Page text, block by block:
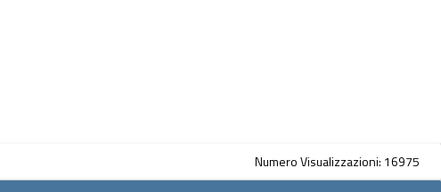
Numero Visualizzazioni: 16975